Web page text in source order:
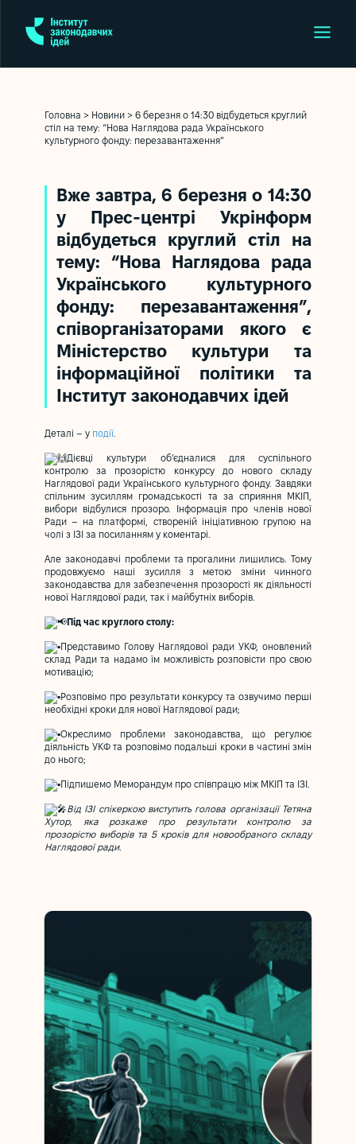
Головна > Новини > 6 березня о 14:30 відбудеться круглий
стіл на тему: “Нова Наглядова рада Українського
культурного фонду: перезавантаження”
Вже завтра, 6 березня о 14:30
у Прес-центрі Укрінформ
відбудеться круглий стіл на
тему: “Нова Наглядова рада
Українського культурного
фонду: перезавантаження”,
співорганізаторами якого є
Міністерство культури та
інформаційної політики та
Інститут законодавчих ідей
Деталі – у події.
Дієвці культури об’єдналися для суспільного
контролю за прозорістю конкурсу до нового складу
Наглядової ради Українського культурного фонду. Завдяки
спільним зусиллям громадськості та за сприяння МКІП,
вибори відбулися прозоро. Інформація про членів нової
Ради – на платформі, створеній ініціативною групою на
чолі з ІЗІ за посиланням у коментарі.
Але законодавчі проблеми та прогалини лишились. Тому
продовжуємо наші зусилля з метою зміни чинного
законодавства для забезпечення прозорості як діяльності
нової Наглядової ради, так і майбутніх виборів.
Під час круглого столу:
Представимо Голову Наглядової ради УКФ, оновлений
склад Ради та надамо їм можливість розповісти про свою
мотивацію;
Розповімо про результати конкурсу та озвучимо перші
необхідні кроки для нової Наглядової ради;
Окреслимо проблеми законодавства, що регулює
діяльність УКФ та розповімо подальші кроки в частині змін
до нього;
Підпишемо Меморандум про співпрацю між МКІП та ІЗІ.
Від ІЗІ спікеркою виступить голова організації Тетяна
Хутор, яка розкаже про результати контролю за
прозорістю виборів та 5 кроків для новообраного складу
Наглядової ради.